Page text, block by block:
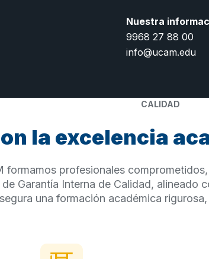
Nuestra
9968 27 88 00
info@ucam.edu
CALIDAD
la excelencia
formamos profesionales
Garantía Interna de Calidad,
una formación académica